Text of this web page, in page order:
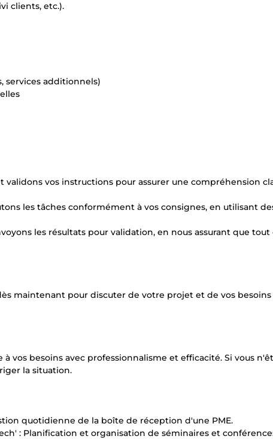
clients, etc.).
services additionnels)
validons vos instructions pour assurer une compréhension
les tâches conformément à vos consignes, en utilisant
les résultats pour validation, en nous assurant que tout
maintenant pour discuter de votre projet et de vos besoins
vos besoins avec professionnalisme et efficacité. Si vous
la situation.
quotidienne de la boîte de réception d'une PME.
: Planification et organisation de séminaires et